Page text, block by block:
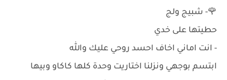
🌹- شبيج ولج
حطيتها على خدي
- انت اماني اخاف احسد روحي عليك والله
ابتسم بوجهي ونزلنا اختاريت وحدة كلها كاكاو وبيها